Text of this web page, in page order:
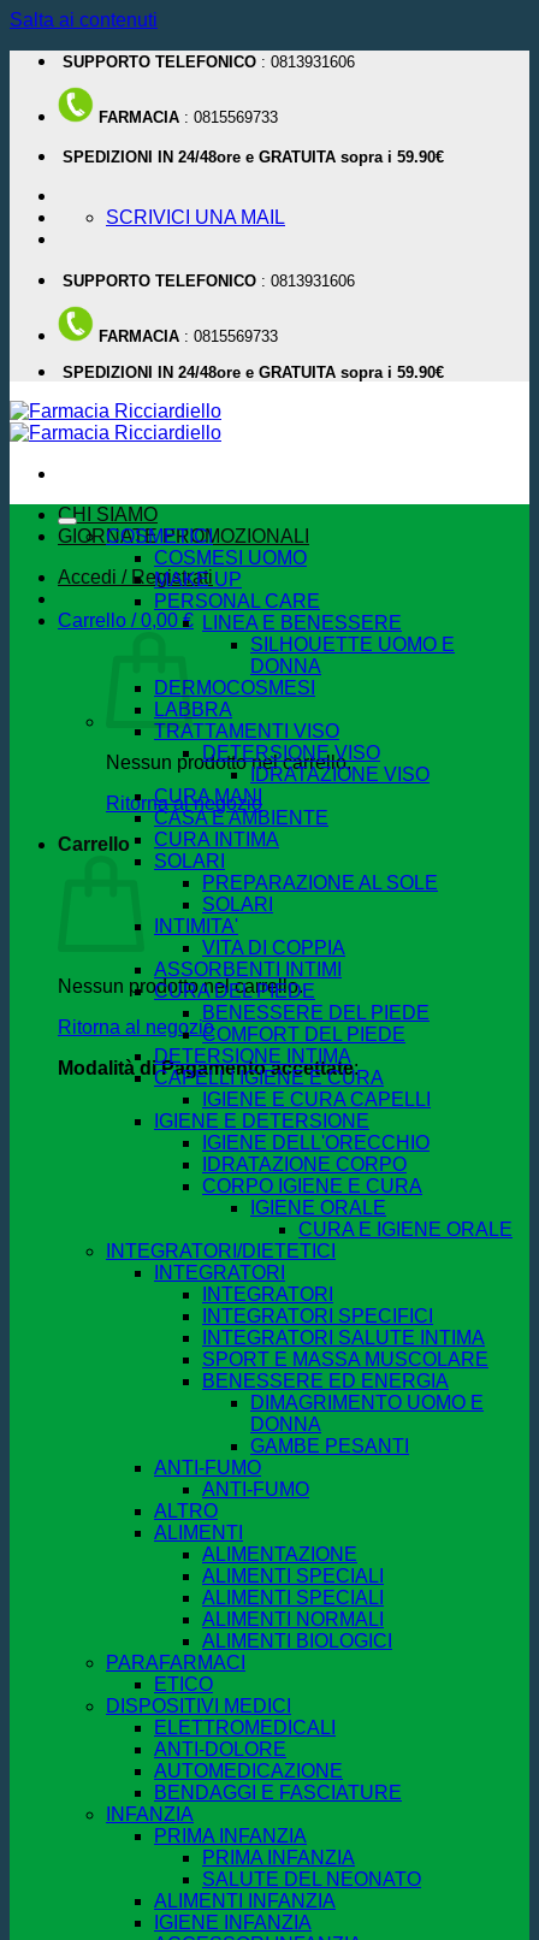
Salta ai contenuti
SUPPORTO TELEFONICO : 0813931606
FARMACIA : 0815569733
SPEDIZIONI IN 24/48ore e GRATUITA sopra i 59.90€
SCRIVICI UNA MAIL
SUPPORTO TELEFONICO : 0813931606
FARMACIA : 0815569733
SPEDIZIONI IN 24/48ore e GRATUITA sopra i 59.90€
CHI SIAMO
GIORNATE PROMOZIONALI
Accedi / Registrati
Carrello /0,00 €
Nessun prodotto nel carrello.
Ritorna al negozio
Carrello
Nessun prodotto nel carrello.
Ritorna al negozio
Modalità di Pagamento accettate:
COSMETICI
COSMESI UOMO
MAKE UP
PERSONAL CARE
LINEA E BENESSERE
SILHOUETTE UOMO E
DONNA
DERMOCOSMESI
LABBRA
TRATTAMENTI VISO
DETERSIONE VISO
IDRATAZIONE VISO
CURA MANI
CASA E AMBIENTE
CURA INTIMA
SOLARI
PREPARAZIONE AL SOLE
SOLARI
INTIMITA'
VITA DI COPPIA
ASSORBENTI INTIMI
CURA DEL PIEDE
BENESSERE DEL PIEDE
COMFORT DEL PIEDE
DETERSIONE INTIMA
CAPELLI IGIENE E CURA
IGIENE E CURA CAPELLI
IGIENE E DETERSIONE
IGIENE DELL'ORECCHIO
IDRATAZIONE CORPO
CORPO IGIENE E CURA
IGIENE ORALE
CURA E IGIENE ORALE
INTEGRATORI/DIETETICI
INTEGRATORI
INTEGRATORI
INTEGRATORI SPECIFICI
INTEGRATORI SALUTE INTIMA
SPORT E MASSA MUSCOLARE
BENESSERE ED ENERGIA
DIMAGRIMENTO UOMO E
DONNA
GAMBE PESANTI
ANTI-FUMO
ANTI-FUMO
ALTRO
ALIMENTI
ALIMENTAZIONE
ALIMENTI SPECIALI
ALIMENTI SPECIALI
ALIMENTI NORMALI
ALIMENTI BIOLOGICI
PARAFARMACI
ETICO
DISPOSITIVI MEDICI
ELETTROMEDICALI
ANTI-DOLORE
AUTOMEDICAZIONE
BENDAGGI E FASCIATURE
INFANZIA
PRIMA INFANZIA
PRIMA INFANZIA
SALUTE DEL NEONATO
ALIMENTI INFANZIA
IGIENE INFANZIA